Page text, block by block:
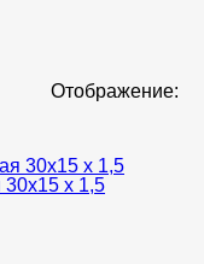
Отображение:
х 1,5